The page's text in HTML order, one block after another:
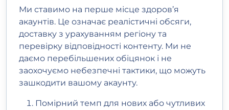
Ми ставимо на перше місце здоров’я
акаунтів. Це означає реалістичні обсяги,
доставку з урахуванням регіону та
перевірку відповідності контенту. Ми не
даємо перебільшених обіцянок і не
заохочуємо небезпечні тактики, що можуть
зашкодити вашому акаунту.
Помірний темп для нових або чутливих